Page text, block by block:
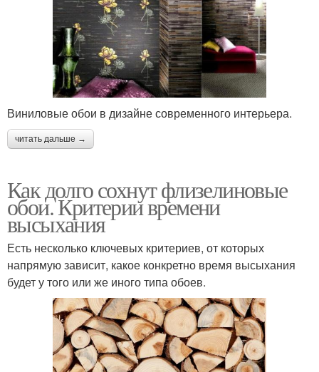
Виниловые обои в дизайне современного интерьера.
читать дальше →
Как долго сохнут флизелиновые
обои. Критерии времени
высыхания
Есть несколько ключевых критериев, от которых
напрямую зависит, какое конкретно время высыхания
будет у того или же иного типа обоев.